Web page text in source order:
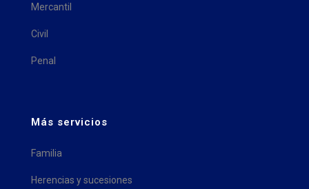
Mercantil
Civil
Penal
Más servicios
Familia
Herencias y sucesiones